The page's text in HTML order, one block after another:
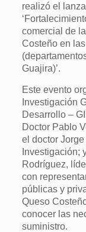
realizó el
comercial de
Costeño en
Guajira)’.
Este evento
Investigación
Desarrollo –
Doctor Pablo
el doctor
Investigación;
Rodríguez,
con
públicas y
Queso
conocer las
suministro.